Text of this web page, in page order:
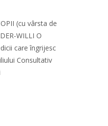
(cu vârsta de
WILLI O
care îngrijesc
Consultativ